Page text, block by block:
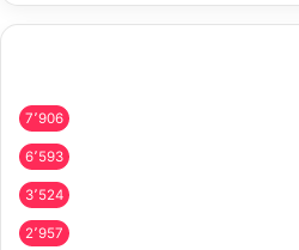
7٬906
6٬593
3٬524
2٬957